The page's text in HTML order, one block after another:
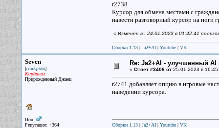
r2738
Курсор для обмена местами с
навести разговорный курсор на ноги
« Изменён в : 24.01.2023 в 01:42:41
Сборки 1.13| Ja2+AI| Youtube| VK
Seven
[семЁрыш]
Кардинал
Прирожденный Джаец
Пол:
Репутация: +364
Re: Ja2+AI - улучшенный AI
« Ответ #3406 от25.01.2023 в
r2741 добавляет опцию в игровые
наведении курсора.
Сборки 1.13| Ja2+AI| Youtube| VK